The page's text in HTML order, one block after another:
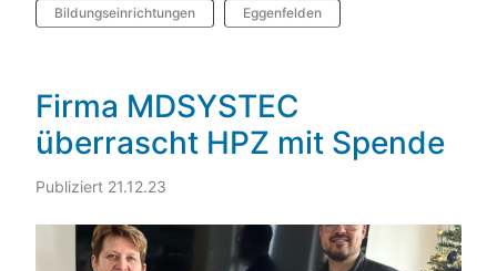
Bildungseinrichtungen Eggenfelden
Firma MDSYSTEC
überrascht HPZ mit Spende
Publiziert 21.12.23